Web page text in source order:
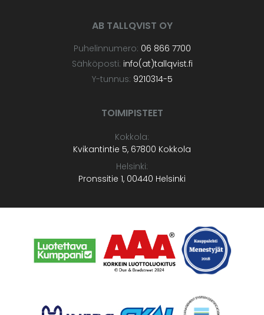
AB TALLQVIST OY
Puhelinnumero: 06 866 7700
Sähköposti: info(at)tallqvist.fi
Y-tunnus: 9210314-5
TOIMIPISTEET
Kokkola:
Kvikantintie 5, 67800 Kokkola
Helsinki:
Pronssitie 1, 00440 Helsinki